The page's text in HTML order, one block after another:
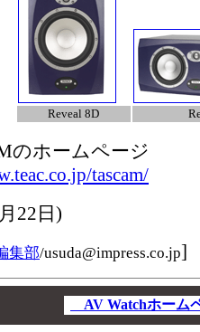
Reveal 8D
のホームページ
tascam/
22日 )
集部/usuda@impress.co.jp]
AV Watchホー